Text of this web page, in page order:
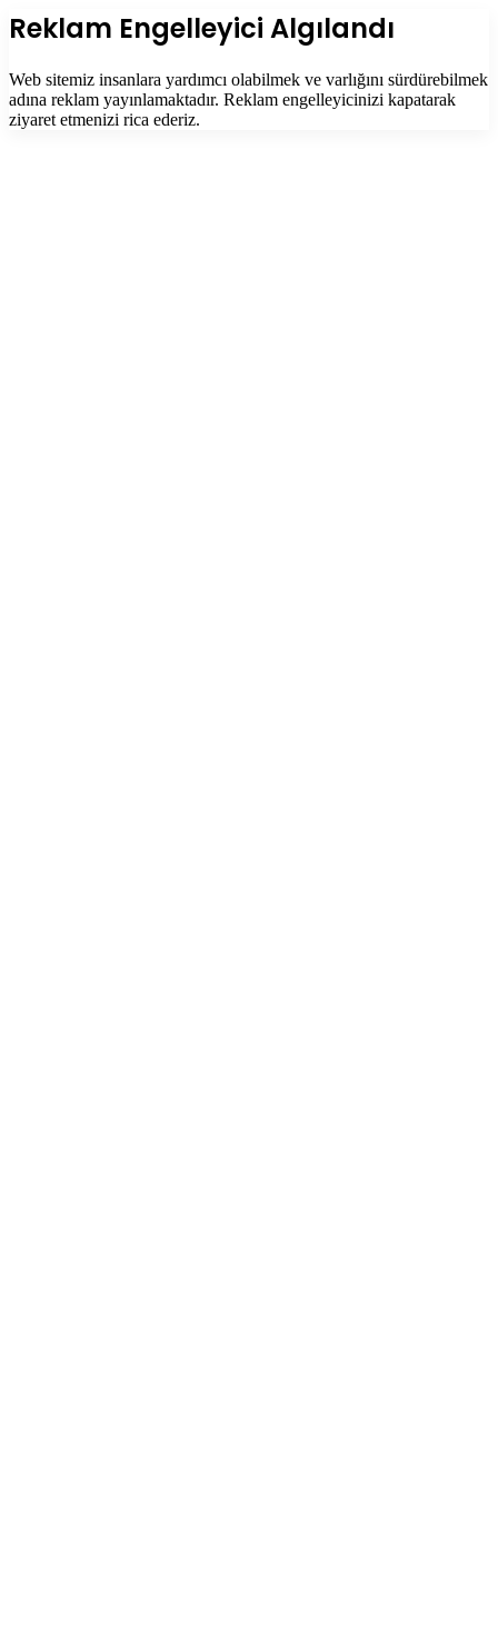
Kapalı
Reklam Engelleyici Algılandı
Web sitemiz insanlara yardımcı olabilmek ve varlığını sürdürebilmek
adına reklam yayınlamaktadır. Reklam engelleyicinizi kapatarak
ziyaret etmenizi rica ederiz.